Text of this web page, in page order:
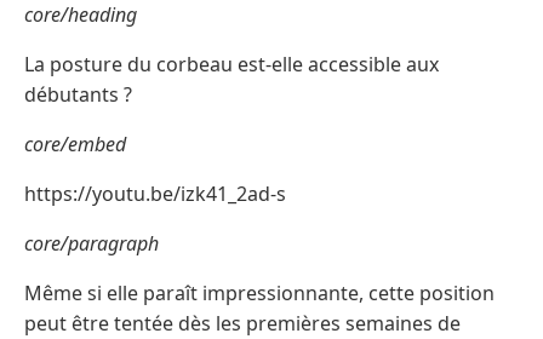
core/heading
La posture du corbeau est-elle accessible aux
débutants ?
core/embed
https://youtu.be/izk41_2ad-s
core/paragraph
Même si elle paraît impressionnante, cette position
peut être tentée dès les premières semaines de